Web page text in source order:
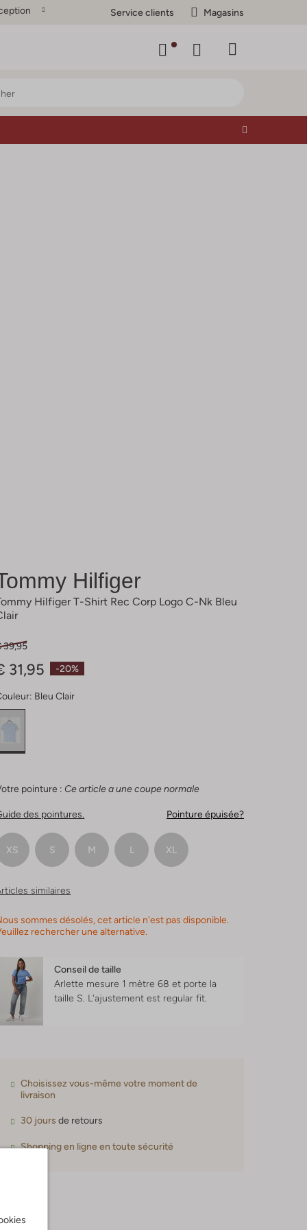
Service clients Magasins
Hilfiger
Hilfiger T-Shirt Rec Corp Logo C-Nk Bleu
-20%
39,95
31,95
Bleu Clair
pointure : Ce article a une coupe normale
des pointures. Pointure épuisée?
XS S M L XL
similaires
sommes désolés, cet article n'est pas disponible.
rechercher une alternative.
Conseil de taille
Arlette mesure 1 mètre 68 et porte la
taille S. L'ajustement est regular fit
Choisissez vous-même votre moment de
livraison
30 jours de retours
Shopping en ligne en toute sécurité